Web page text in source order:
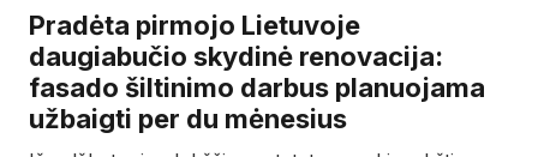
Pradėta pirmojo Lietuvoje
daugiabučio skydinė renovacija:
fasado šiltinimo darbus planuojama
užbaigti per du mėnesius